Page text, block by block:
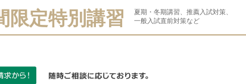
限定特別講習
夏期・冬期講習、推薦入試対策、
一般入試直前対策など